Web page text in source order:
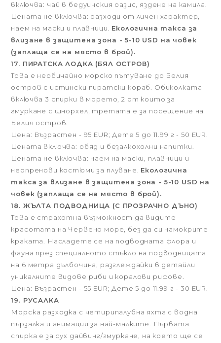
включва: чай в бедуинския оазис, яздене на камила.
Цената не включва: разходи от личен характер,
наем на маски и плавници. Екологична такса за
влизане в защитена зона - 5-10 USD на човек
(заплаща се на място в брой).
17. ПИРАТСКА ЛОДКА (БЯЛ ОСТРОВ)
Това е необичайно морско пътуване до Белия
остров с истински пиратски кораб. Обиколката
включва 3 спирки в морето, 2 от които за
гмуркане с шнорхел, третата е за посещение на
Белия остров.
Цена: Възрастен - 95 EUR; Дете 5 до 11.99 г - 50 EUR.
Цената включва: обяд и безалкохолни напитки.
Цената не включва: наем на маски, плавници и
неопренови костюми за плуване. Екологична
такса за влизане в защитена зона - 5-10 USD на
човек (заплаща се на място в брой).
18. ЖЪЛТА ПОДВОДНИЦА (С ПРОЗРАЧНО ДЪНО)
Това е страхотна възможност да видите
красотата на Червено море, без да си намокрите
краката. Насладете се на подводната флора и
фауна през специалното стъкло на подводницата
на 6 метра дълбочина, разглеждайки в детайли
уникалните видове риби и коралови рифове.
Цена: Възрастен - 55 EUR; Дете 5 до 11.99 г - 30 EUR.
19. РУСАЛКА
Морска разходка с четирипалубна яхта с водна
пързалка и анимация за най-малките. Първата
спирка е за сух дайвинг/гмуркане, на което ще се